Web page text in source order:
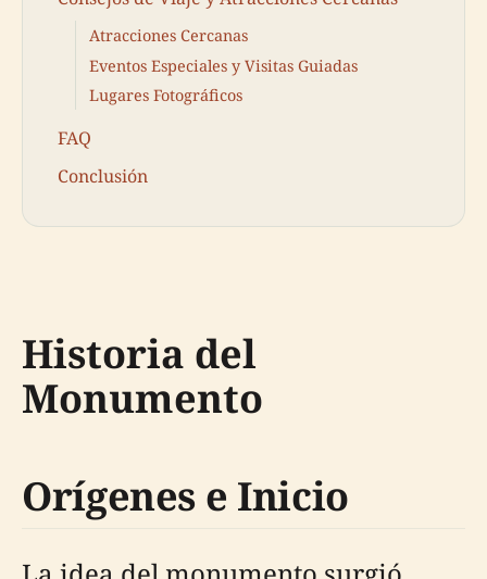
Atracciones Cercanas
Eventos Especiales y Visitas Guiadas
Lugares Fotográficos
FAQ
Conclusión
Historia del
Monumento
Orígenes e Inicio